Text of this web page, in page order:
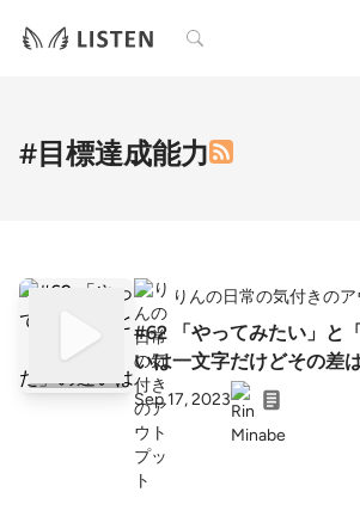
検索
#目標達成能力
りんの日常の気付きのア
#62 「やってみたい」と
いは一文字だけどその差
Sep 17, 2023